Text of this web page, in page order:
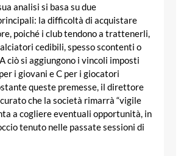
analisi si basa su due
la difficoltà di acquistare
poiché i club tendono a trattenerli,
cedibili, spesso scontenti o
ciò si aggiungono i vincoli imposti
i giovani e C per i giocatori
queste premesse, il direttore
che la società rimarrà “vigile
a cogliere eventuali opportunità, in
tenuto nelle passate sessioni di